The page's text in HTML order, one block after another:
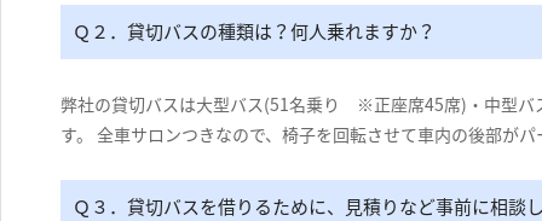
Ｑ２．貸切バスの種類は？何人乗れますか？
弊社の貸切バスは大型バス(51名乗り ※正座席45席)・中型バ
す。 全車サロンつきなので、椅子を回転させて車内の後部が
Ｑ３．貸切バスを借りるために、見積りなど事前に相談